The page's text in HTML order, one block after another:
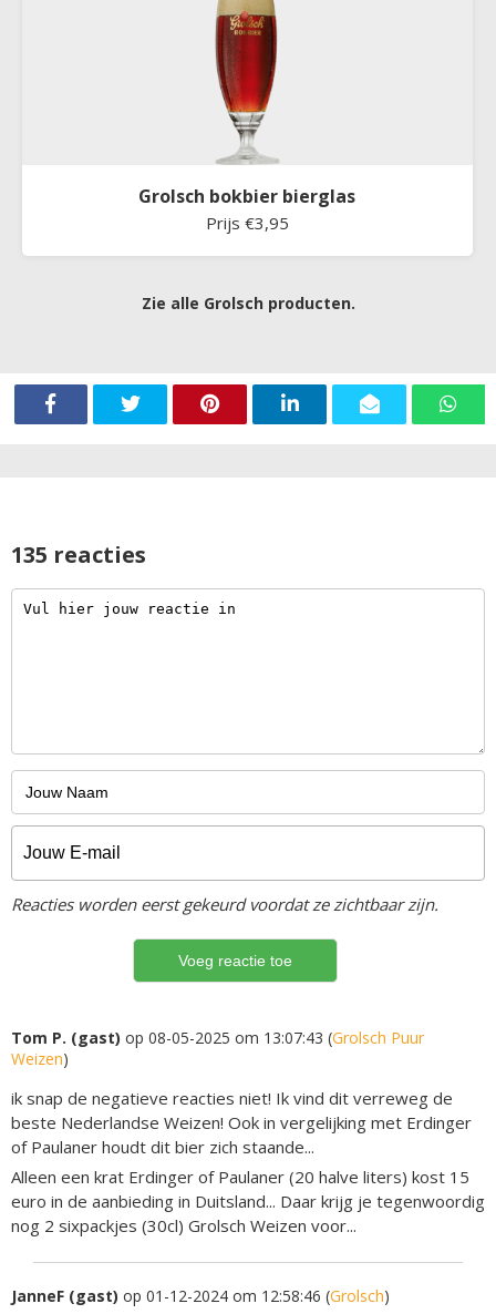
Grolsch bokbier bierglas
Prijs €3,95
Zie alle Grolsch producten.
135 reacties
Reacties worden eerst gekeurd voordat ze zichtbaar zijn.
Tom P. (gast) op 08-05-2025 om 13:07:43 (Grolsch Puur
Weizen)
ik snap de negatieve reacties niet! Ik vind dit verreweg de
beste Nederlandse Weizen! Ook in vergelijking met Erdinger
of Paulaner houdt dit bier zich staande...
Alleen een krat Erdinger of Paulaner (20 halve liters) kost 15
euro in de aanbieding in Duitsland... Daar krijg je tegenwoordig
nog 2 sixpackjes (30cl) Grolsch Weizen voor...
JanneF (gast) op 01-12-2024 om 12:58:46 (Grolsch)